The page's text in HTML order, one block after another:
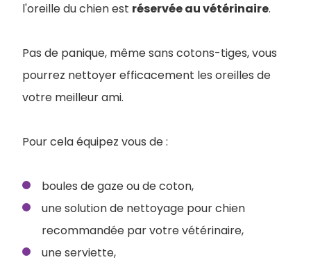
l'oreille du chien est réservée au vétérinaire.
Pas de panique, même sans cotons-tiges, vous
pourrez nettoyer efficacement les oreilles de
votre meilleur ami.
Pour cela équipez vous de :
boules de gaze ou de coton,
une solution de nettoyage pour chien
recommandée par votre vétérinaire,
une serviette,